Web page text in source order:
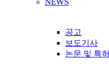
공고
보도기사
논문 및 특허